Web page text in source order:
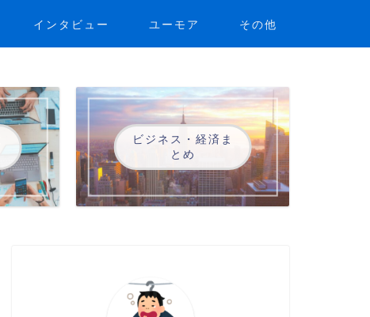
インタビュー ユーモア その他
ビジネス・経済ま
とめ